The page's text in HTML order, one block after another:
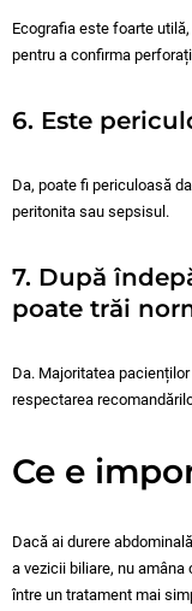
Ecografia este foarte
pentru a confirma
6. Este
Da, poate fi periculoasă
peritonita sau sepsisul.
7. După
poate trăi
Da. Majoritatea
respectarea
Ce e
Dacă ai durere
a vezicii biliare, nu
între un tratament mai